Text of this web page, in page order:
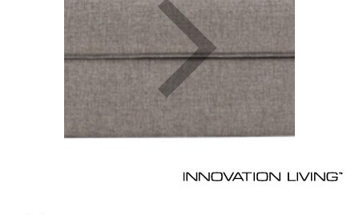
1.099,-